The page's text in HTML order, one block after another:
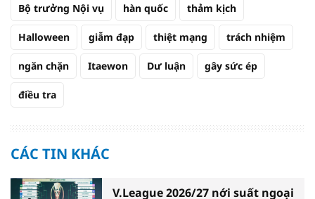
Bộ trưởng Nội vụ hàn quốc thảm kịch
Halloween giẫm đạp thiệt mạng trách nhiệm
ngăn chặn Itaewon Dư luận gây sức ép
điều tra
CÁC TIN KHÁC
V.League 2026/27 nới suất ngoại